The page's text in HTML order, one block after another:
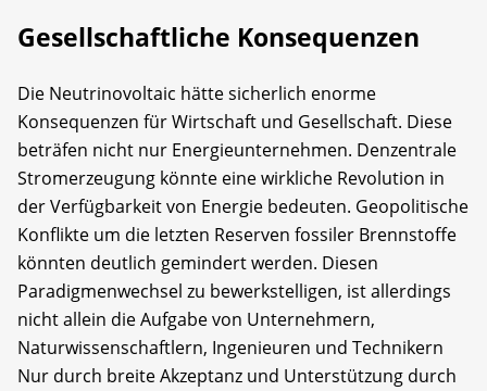
Gesellschaftliche Konsequenzen
Die Neutrinovoltaic hätte sicherlich enorme
Konsequenzen für Wirtschaft und Gesellschaft. Diese
beträfen nicht nur Energieunternehmen. Denzentrale
Stromerzeugung könnte eine wirkliche Revolution in
der Verfügbarkeit von Energie bedeuten. Geopolitische
Konflikte um die letzten Reserven fossiler Brennstoffe
könnten deutlich gemindert werden. Diesen
Paradigmenwechsel zu bewerkstelligen, ist allerdings
nicht allein die Aufgabe von Unternehmern,
Naturwissenschaftlern, Ingenieuren und Technikern
Nur durch breite Akzeptanz und Unterstützung durch